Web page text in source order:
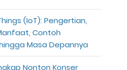
(IoT): Pengertian,
Contoh
Masa Depannya
Nonton Konser